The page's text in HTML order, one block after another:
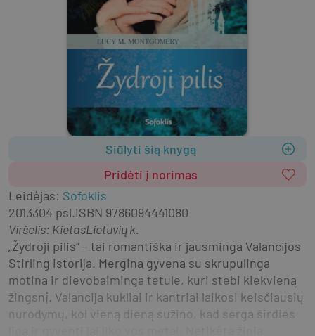
Siūlyti šią knygą
Pridėti į norimas
Leidėjas: Sofoklis
2013304 psl.ISBN 9786094441080
Viršelis: KietasLietuvių k.
„Žydroji pilis“ – tai romantiška ir jausminga Valancijos
Stirling istorija. Mergina gyvena su skrupulinga
motina ir dievobaiminga tetule, kuri stebi kiekvieną
žingsnį. Valancija kukliai ir kantriai laikosi keisčiausių
nurodymų, kol vieną dieną sužino, kad serga širdies